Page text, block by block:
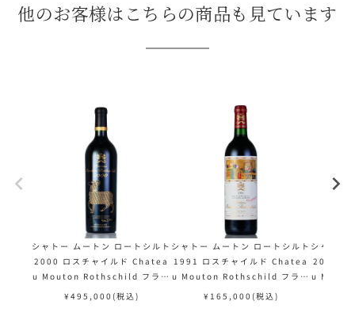
他のお客様はこちらの商品も見ています
シャトー ムートン ロートシルト
2000 ロスチャイルド Chatea
u Mouton Rothschild フラン
ス ボルドー 赤ワイン
¥ 495,000 (税込)
シャトー ムートン ロートシルト
1991 ロスチャイルド Chatea
u Mouton Rothschild フラン
ス ボルドー 赤ワイン
¥ 165,000 (税込)
シャトー
2003 ロ
u